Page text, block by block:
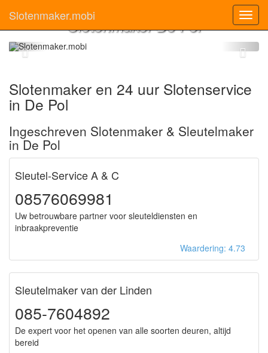
Slotenmaker.mobiSlotenmaker De Pol
Slotenmaker en 24 uur Slotenservice
in De Pol
Ingeschreven Slotenmaker & Sleutelmaker
in De Pol
Sleutel-Service A & C
08576069981
Uw betrouwbare partner voor sleuteldiensten en
inbraakpreventie
Waardering: 4.73
Sleutelmaker van der Linden
085-7604892
De expert voor het openen van alle soorten deuren, altijd
bereid